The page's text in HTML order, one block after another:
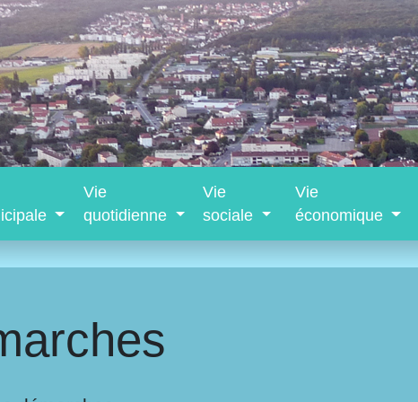
Vie
quotidienne
Vie
sociale
Vie
économique